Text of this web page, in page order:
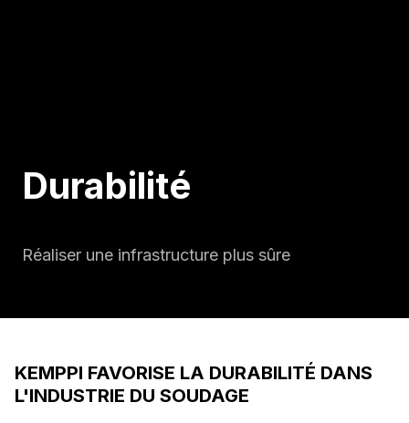
Durabilité
Réaliser une infrastructure plus sûre
KEMPPI FAVORISE LA DURABILITÉ DANS
L'INDUSTRIE DU SOUDAGE